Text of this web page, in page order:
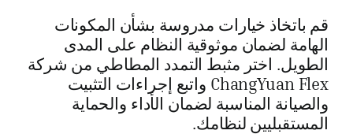
قم باتخاذ خيارات مدروسة بشأن المكونات
الهامة لضمان موثوقية النظام على المدى
الطويل. اختر مثبط التمدد المطاطي من شركة
ChangYuan Flex واتبع إجراءات التثبيت
والصيانة المناسبة لضمان الأداء والحماية
المستقبليين لنظامك.